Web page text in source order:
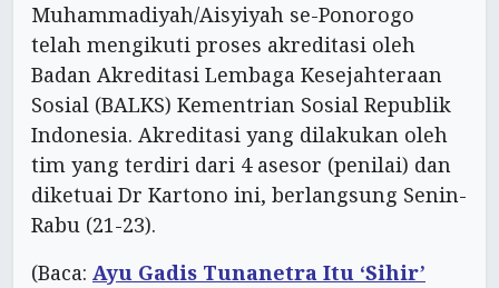
Muhammadiyah/Aisyiyah se-Ponorogo
telah mengikuti proses akreditasi oleh
Badan Akreditasi Lembaga Kesejahteraan
Sosial (BALKS) Kementrian Sosial Republik
Indonesia. Akreditasi yang dilakukan oleh
tim yang terdiri dari 4 asesor (penilai) dan
diketuai Dr Kartono ini, berlangsung Senin-
Rabu (21-23).
(Baca: Ayu Gadis Tunanetra Itu ‘Sihir’